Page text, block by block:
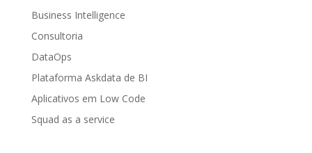
Business Intelligence
Consultoria
DataOps
Plataforma Askdata de BI
Aplicativos em Low Code
Squad as a service